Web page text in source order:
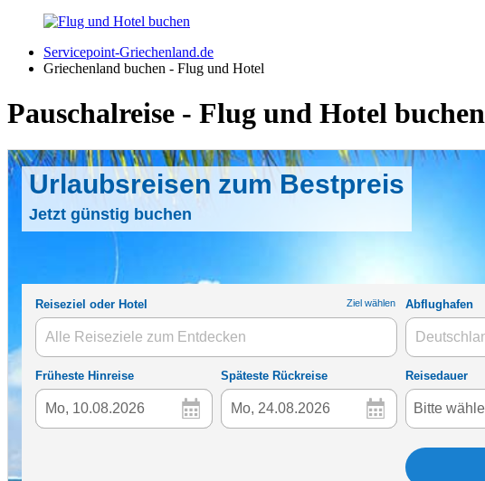
Servicepoint-Griechenland.de
Griechenland buchen - Flug und Hotel
Pauschalreise - Flug und Hotel buchen